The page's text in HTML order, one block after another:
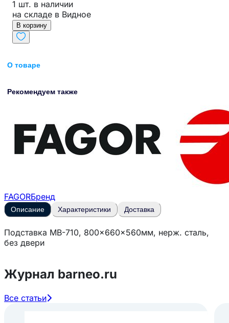
1 шт. в наличии
на складе в Видное
В корзину
О товаре
Рекомендуем также
FAGORБренд
Описание Характеристики Доставка
Подставка MB-710, 800x660x560мм, нерж. сталь,
без двери
Журнал barneo.ru
Все статьи